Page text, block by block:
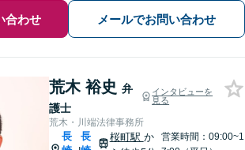
合わせ メールでお問い合わせ
荒木 裕史 弁
護士
インタビューを
見る
荒木・川端法律事務所
長
長
桜町駅 か
営業時間：09:00~1